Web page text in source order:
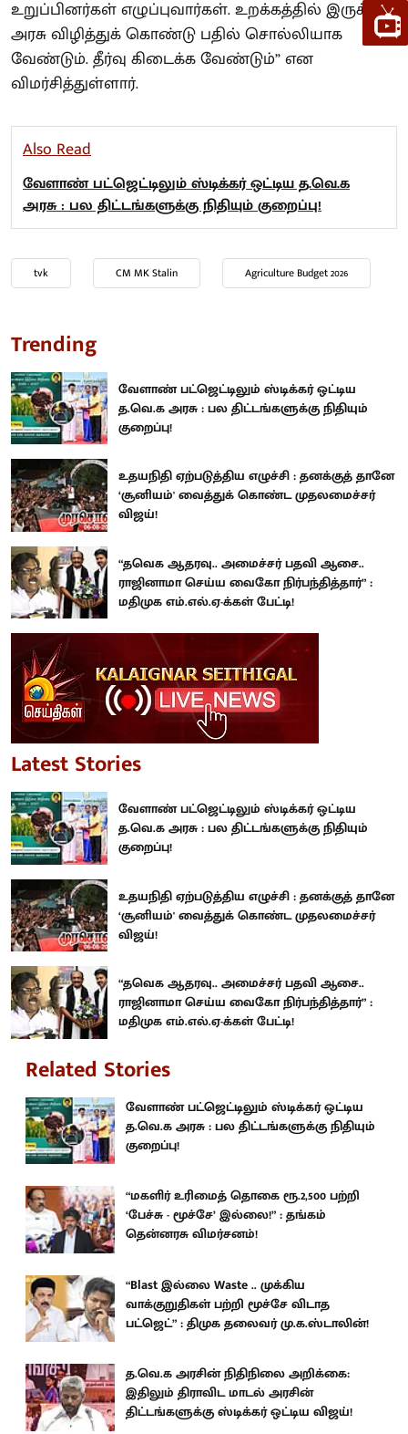
உறுப்பினர்கள் எழுப்புவார்கள். உறக்கத்தில் இருக்கும்
அரசு விழித்துக் கொண்டு பதில் சொல்லியாக
வேண்டும். தீர்வு கிடைக்க வேண்டும்” என
விமர்சித்துள்ளார்.
Also Read
வேளாண் பட்ஜெட்டிலும் ஸ்டிக்கர் ஒட்டிய த.வெ.க
அரசு : பல திட்டங்களுக்கு நிதியும் குறைப்பு!
tvk CM MK Stalin Agriculture Budget 2026
Trending
வேளாண் பட்ஜெட்டிலும் ஸ்டிக்கர் ஒட்டிய
த.வெ.க அரசு : பல திட்டங்களுக்கு நிதியும்
குறைப்பு!
உதயநிதி ஏற்படுத்திய எழுச்சி : தனக்குத் தானே
‘சூனியம்' வைத்துக் கொண்ட முதலமைச்சர்
விஜய்!
“தவெக ஆதரவு.. அமைச்சர் பதவி ஆசை..
ராஜினாமா செய்ய வைகோ நிர்பந்தித்தார்” :
மதிமுக எம்.எல்.ஏ-க்கள் பேட்டி!
Latest Stories
வேளாண் பட்ஜெட்டிலும் ஸ்டிக்கர் ஒட்டிய
த.வெ.க அரசு : பல திட்டங்களுக்கு நிதியும்
குறைப்பு!
உதயநிதி ஏற்படுத்திய எழுச்சி : தனக்குத் தானே
‘சூனியம்' வைத்துக் கொண்ட முதலமைச்சர்
விஜய்!
“தவெக ஆதரவு.. அமைச்சர் பதவி ஆசை..
ராஜினாமா செய்ய வைகோ நிர்பந்தித்தார்” :
மதிமுக எம்.எல்.ஏ-க்கள் பேட்டி!
Related Stories
வேளாண் பட்ஜெட்டிலும் ஸ்டிக்கர் ஒட்டிய
த.வெ.க அரசு : பல திட்டங்களுக்கு நிதியும்
குறைப்பு!
“மகளிர் உரிமைத் தொகை ரூ.2,500 பற்றி
‘பேச்சு - மூச்சே’ இல்லை!” : தங்கம்
தென்னரசு விமர்சனம்!
“Blast இல்லை Waste .. முக்கிய
வாக்குறுதிகள் பற்றி மூச்சே விடாத
பட்ஜெட்” : திமுக தலைவர் மு.க.ஸ்டாலின்!
த.வெ.க அரசின் நிதிநிலை அறிக்கை:
இதிலும் திராவிட மாடல் அரசின்
திட்டங்களுக்கு ஸ்டிக்கர் ஒட்டிய விஜய்!